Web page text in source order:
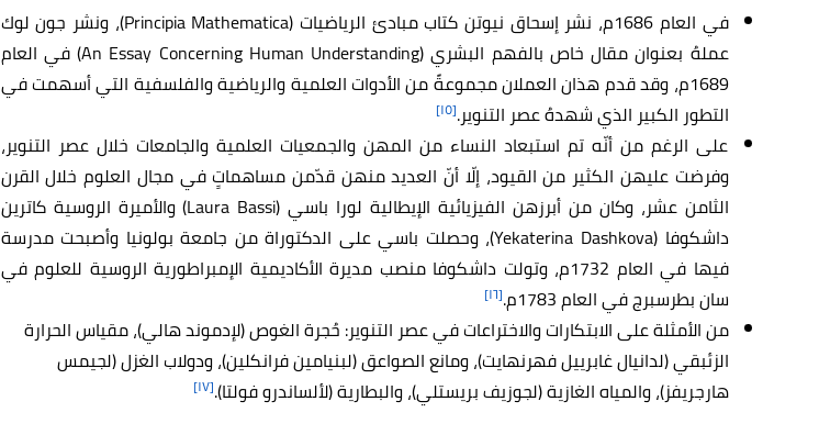
في العام 1686م، نشر إسحاق نيوتن كتاب مبادئ الرياضيات (Principia Mathematica)، ونشر جون لوك
عملهُ بعنوان مقال خاص بالفهم البشري (An Essay Concerning Human Understanding) في العام
1689م، وقد قدم هذان العملان مجموعةً من الأدوات العلمية والرياضية والفلسفية التي أسهمت في
التطور الكبير الذي شهدهُ عصر التنوير.[١٥]
على الرغم من أنّه تم استبعاد النساء من المهن والجمعيات العلمية والجامعات خلال عصر التنوير،
وفرضت عليهن الكثير من القيود، إلّا أنّ العديد منهن قدّمن مساهماتٍ في مجال العلوم خلال القرن
الثامن عشر، وكان من أبرزهن الفيزيائية الإيطالية لورا باسي (Laura Bassi) والأميرة الروسية كاترين
داشكوفا (Yekaterina Dashkova)، وحصلت باسي على الدكتوراة من جامعة بولونيا وأصبحت مدرسة
فيها في العام 1732م، وتولت داشكوفا منصب مديرة الأكاديمية الإمبراطورية الروسية للعلوم في
سان بطرسبرج في العام 1783م.
[١٦]
من الأمثلة على الابتكارات والاختراعات في عصر التنوير: حُجرة الغوص (لإدموند هالي)، مقياس الحرارة
الزئبقي (لدانيال غابرييل فهرنهايت)، ومانع الصواعق (لبنيامين فرانكلين)، ودولاب الغزل (لجيمس
هارجريفز)، والمياه الغازية (لجوزيف بريستلي)، والبطارية (لألساندرو فولتا).[١٧]